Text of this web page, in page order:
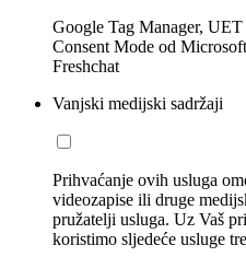
Google Tag Manager,
Consent Mode od
Freshchat
Vanjski medijski sadržaji
Prihvaćanje ovih usluga
videozapise ili druge
pružatelji usluga. Uz Vaš
koristimo sljedeće usluge